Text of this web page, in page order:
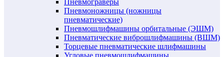
Пневмоножницы (ножницы
пневматические)
Пневмошлифмашины орбитальные (ЭШМ)
Пневматические виброшлифмашины (ВШМ)
Торцевые пневматические шлифмашины
Угловые пневмошлифмашины